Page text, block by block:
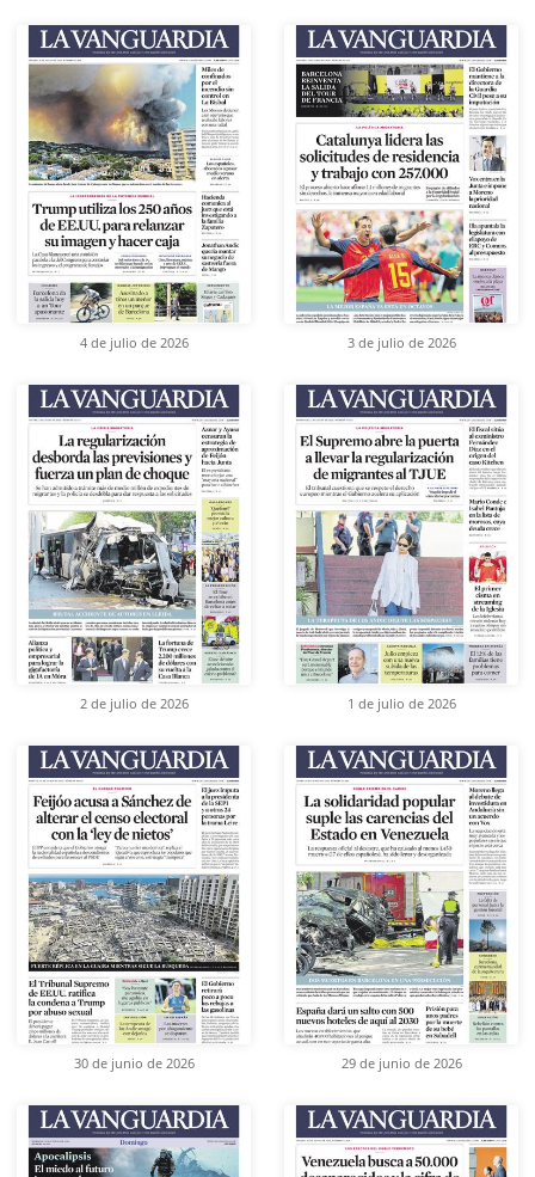
4 de julio de 2026 3 de julio de 2026
2 de julio de 2026 1 de julio de 2026
30 de junio de 2026 29 de junio de 2026